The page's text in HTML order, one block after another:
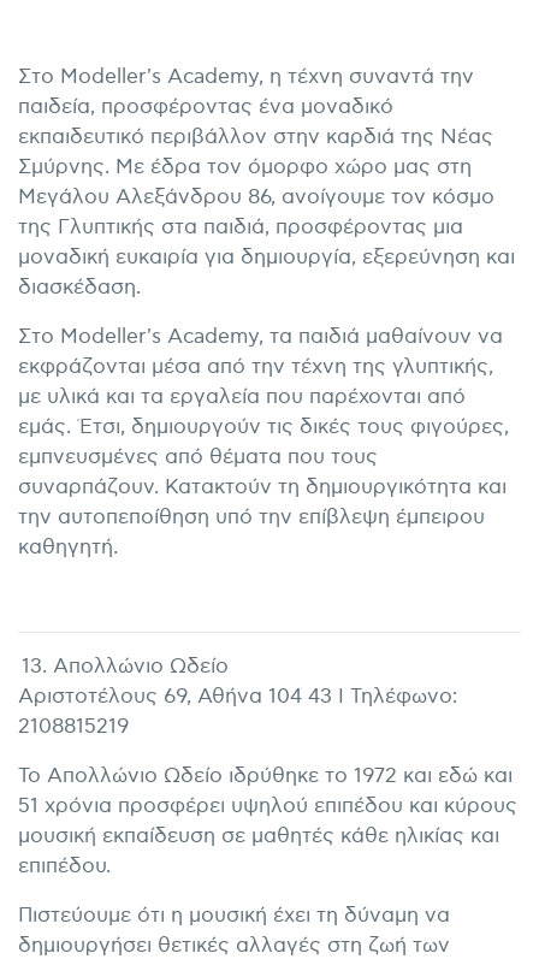
Στο Modeller's Academy, η τέχνη συναντά την
παιδεία, προσφέροντας ένα μοναδικό
εκπαιδευτικό περιβάλλον στην καρδιά της Νέας
Σμύρνης. Με έδρα τον όμορφο χώρο μας στη
Μεγάλου Αλεξάνδρου 86, ανοίγουμε τον κόσμο
της Γλυπτικής στα παιδιά, προσφέροντας μια
μοναδική ευκαιρία για δημιουργία, εξερεύνηση και
διασκέδαση.
Στο Modeller's Academy, τα παιδιά μαθαίνουν να
εκφράζονται μέσα από την τέχνη της γλυπτικής,
με υλικά και τα εργαλεία που παρέχονται από
εμάς. Έτσι, δημιουργούν τις δικές τους φιγούρες,
εμπνευσμένες από θέματα που τους
συναρπάζουν. Κατακτούν τη δημιουργικότητα και
την αυτοπεποίθηση υπό την επίβλεψη έμπειρου
καθηγητή.
13. Απολλώνιο Ωδείο
Αριστοτέλους 69, Αθήνα 104 43 I Τηλέφωνο:
2108815219
Το Απολλώνιο Ωδείο ιδρύθηκε το 1972 και εδώ και
51 χρόνια προσφέρει υψηλού επιπέδου και κύρους
μουσική εκπαίδευση σε μαθητές κάθε ηλικίας και
επιπέδου.
Πιστεύουμε ότι η μουσική έχει τη δύναμη να
δημιουργήσει θετικές αλλαγές στη ζωή των